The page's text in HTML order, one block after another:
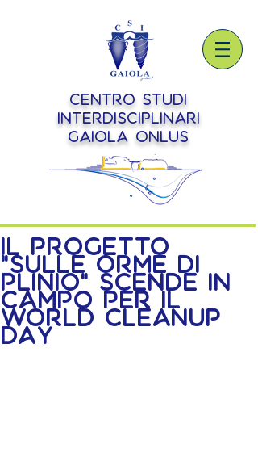
Centro Studi
Interdisciplinari
Gaiola onlus
Il Progetto
"Sulle Orme di
Plinio" scende in
campo per il
World Cleanup
Day